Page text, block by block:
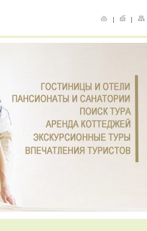
| |